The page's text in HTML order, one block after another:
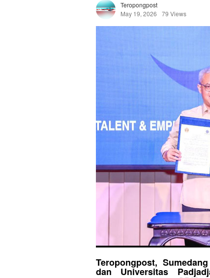
Teropongpost
May 19, 2026
79 Views
Teropongpost,
dan Universitas